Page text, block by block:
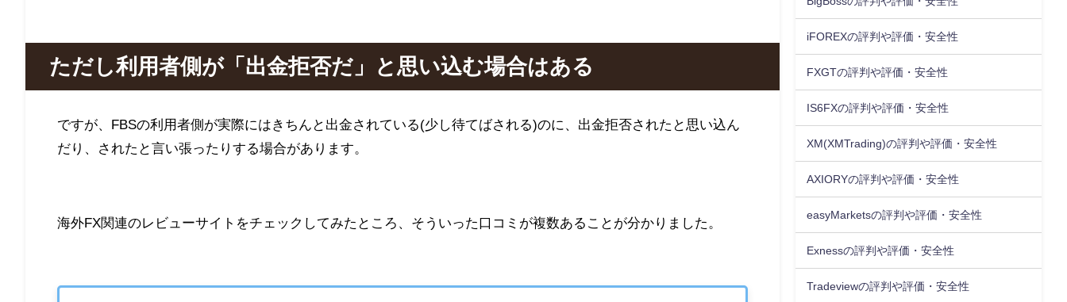
ただし利用者側が「出金拒否だ」と思い込む場合はある
ですが、 FBSの利用者側が実際にはきちんと出金されている(少し待てばされる)のに、出金拒否されたと思い込ん
だり、されたと言い張ったりする場合があります。
海外FX関連のレビューサイトをチェックしてみたところ、そういった口コミが複数あることが分かりました。
iFOREXの評判や評価・安全性
FXGTの評判や評価・安全性
IS6FXの評判や評価・安全性
XM(XMTrading)の評判や評価・安全性
AXIORYの評判や評価・安全性
easyMarketsの評判や評価・安全性
Exnessの評判や評価・安全性
Tradeviewの評判や評価・安全性